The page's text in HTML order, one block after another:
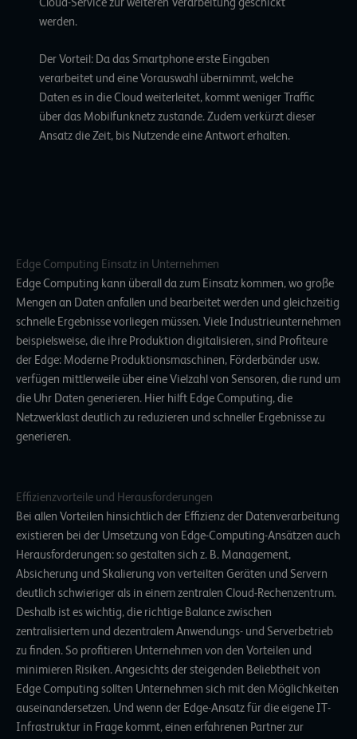
werden.
Der Vorteil: Da das Smartphone erste Eingaben
verarbeitet und eine Vorauswahl übernimmt, welche
Daten es in die Cloud weiterleitet, kommt weniger Traffic
über das Mobilfunknetz zustande. Zudem verkürzt dieser
Ansatz die Zeit, bis Nutzende eine Antwort erhalten.
Edge Computing Einsatz in Unternehmen
Edge Computing kann überall da zum Einsatz kommen, wo große
Mengen an Daten anfallen und bearbeitet werden und gleichzeitig
schnelle Ergebnisse vorliegen müssen. Viele Industrieunternehmen
beispielsweise, die ihre Produktion digitalisieren, sind Profiteure
der Edge: Moderne Produktionsmaschinen, Förderbänder usw.
verfügen mittlerweile über eineVielzahl von Sensoren, die rund um
die Uhr Daten generieren. Hier hilft Edge Computing, die
Netzwerklast deutlich zu reduzieren und schneller Ergebnisse zu
generieren.
Effizienzvorteile und Herausforderungen
Bei allen Vorteilen hinsichtlich der Effizienz der Datenverarbeitung
existieren bei der Umsetzung von Edge-Computing-Ansätzen auch
Herausforderungen: so gestalten sich z. B. Management,
Absicherung und Skalierung von verteilten Geräten und Servern
deutlich schwieriger als in einem zentralen Cloud-Rechenzentrum.
Deshalb ist es wichtig, die richtige Balance zwischen
zentralisiertem und dezentralem Anwendungs- und Serverbetrieb
zu finden. So profitieren Unternehmen von den Vorteilen und
minimieren Risiken. Angesichts der steigenden Beliebtheit von
Edge Computing sollten Unternehmen sich mit den Möglichkeiten
auseinandersetzen. Und wenn der Edge-Ansatz für die eigene IT-
Infrastruktur in Frage kommt,einen erfahrenen Partnerzur